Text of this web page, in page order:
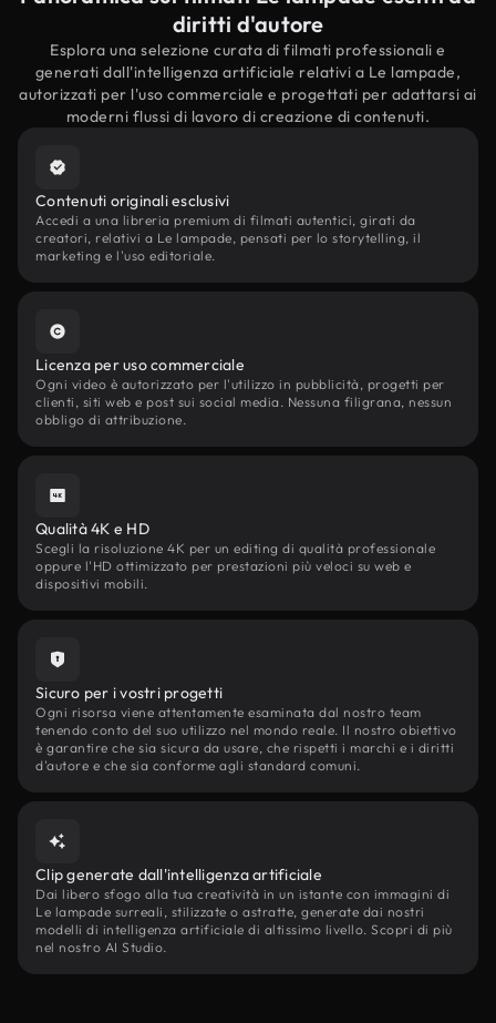
diritti d'autore
Esplora una selezione curata di filmati professionali e
generati dall'intelligenza artificiale relativi a Le lampade,
autorizzati per l'uso commerciale e progettati per adattarsi ai
moderni flussi di lavoro di creazione di contenuti.
Contenuti originali esclusivi
Accedi a una libreria premium di filmati autentici, girati da
creatori, relativi a Le lampade, pensati per lo storytelling, il
marketing e l'uso editoriale.
Licenza per uso commerciale
Ogni video è autorizzato per l'utilizzo in pubblicità, progetti per
clienti, siti web e post sui social media. Nessuna filigrana, nessun
obbligo di attribuzione.
Qualità 4K e HD
Scegli la risoluzione 4K per un editing di qualità professionale
oppure l'HD ottimizzato per prestazioni più veloci su web e
dispositivi mobili.
Sicuro per i vostri progetti
Ogni risorsa viene attentamente esaminata dal nostro team
tenendo conto del suo utilizzo nel mondo reale. Il nostro obiettivo
è garantire che sia sicura da usare, che rispetti i marchi e i diritti
d'autore e che sia conforme agli standard comuni.
Clip generate dall'intelligenza artificiale
Dai libero sfogo alla tua creatività in un istante con immagini di
Le lampade surreali, stilizzate o astratte, generate dai nostri
modelli di intelligenza artificiale di altissimo livello. Scopri di più
nel nostro AI Studio.